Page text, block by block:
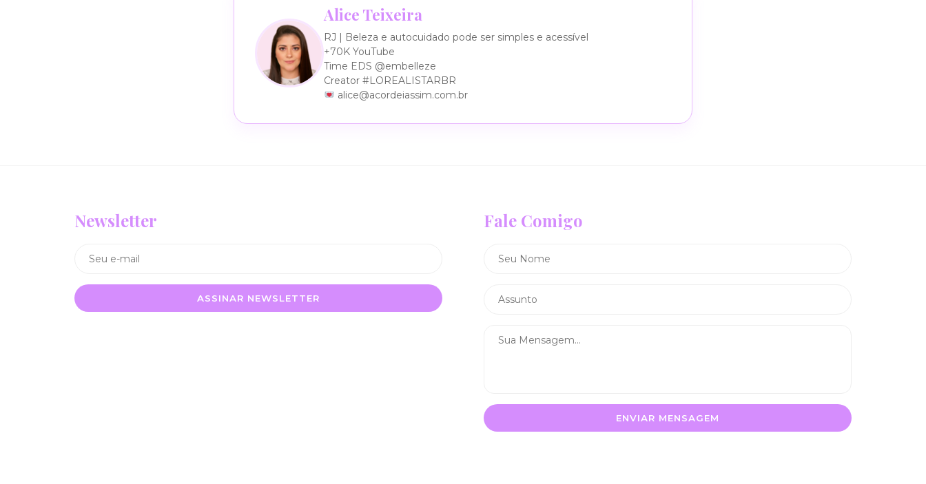
Alice Teixeira
RJ | Beleza e autocuidado pode ser simples e acessível
+70K YouTube
Time EDS @embelleze
Creator #LOREALISTARBR
alice@acordeiassim.com.br
Newsletter
ASSINAR NEWSLETTER
Fale Comigo
ENVIAR MENSAGEM